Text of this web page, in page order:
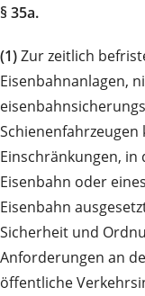
§ 35a.
(1)Zur zeitlich
Eisenbahnanlagen,
Einschränkungen,
Eisenbahn oder
Eisenbahn
Sicherheit und
Anforderungen an
öffentliche